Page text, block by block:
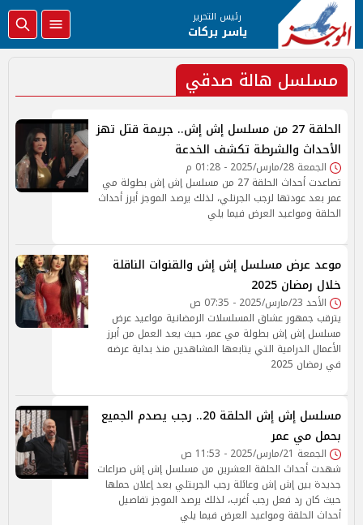
رئيس التحرير
ياسر بركات
مسلسل هالة صدقي
الحلقة 27 من مسلسل إش إش.. جريمة قتل تهز
الأحداث والشرطة تكشف الخدعة
الجمعة 28/مارس/2025 - 01:28 م
تصاعدت أحداث الحلقة 27 من مسلسل إش إش بطولة مي
عمر بعد عودتها لرجب الجرتلي، لذلك يرصد الموجز أبرز أحداث
الحلقة ومواعيد العرض فيما يلي
موعد عرض مسلسل إش إش والقنوات الناقلة
خلال رمضان 2025
الأحد 23/مارس/2025 - 07:35 ص
يترقب جمهور عشاق المسلسلات الرمضانية مواعيد عرض
مسلسل إش إش بطولة مي عمر، حيث يعد العمل من أبرز
الأعمال الدرامية التي يتابعها المشاهدين منذ بداية عرضه
في رمضان 2025
مسلسل إش إش الحلقة 20.. رجب يصدم الجميع
بحمل مي عمر
الجمعة 21/مارس/2025 - 11:53 ص
شهدت أحداث الحلقة العشرين من مسلسل إش إش صراعات
جديدة بين إش إش وعائلة رجب الجربتلي بعد إعلان حملها
حيث كان رد فعل رجب أغرب، لذلك يرصد الموجز تفاصيل
أحداث الحلقة ومواعيد العرض فيما يلي